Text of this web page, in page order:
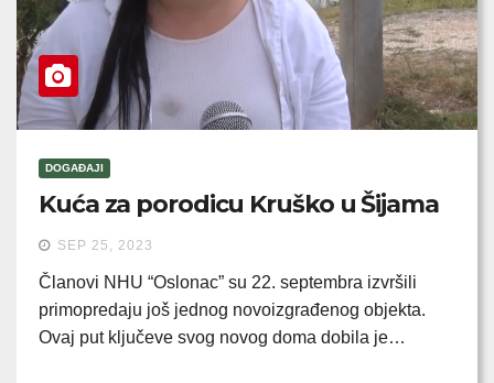
DOGAĐAJI
Kuća za porodicu Kruško u Šijama
SEP 25, 2023
Članovi NHU “Oslonac” su 22. septembra izvršili
primopredaju još jednog novoizgrađenog objekta.
Ovaj put ključeve svog novog doma dobila je…